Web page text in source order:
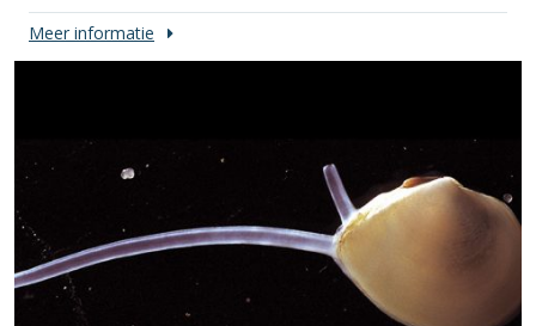
Meer informatie